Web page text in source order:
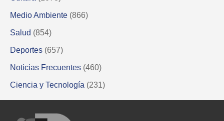
Medio Ambiente (866)
Salud (854)
Deportes (657)
Noticias Frecuentes (460)
Ciencia y Tecnología (231)